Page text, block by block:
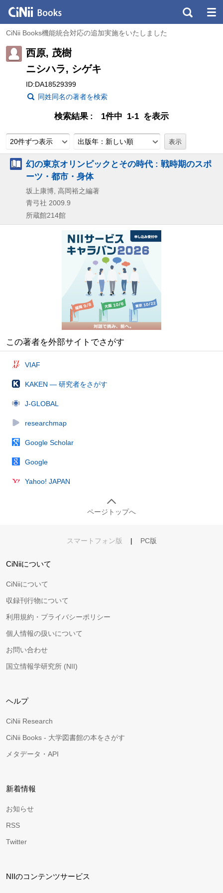
CiNii Books機能統合対応の追加実施をいたしました
西原, 茂樹
ニシハラ, シゲキ
ID:DA18529399
同姓同名の著者を検索
検索結果 1件中 1-1 を表示
20件ずつ表示 出版年：新しい順
幻の東京オリンピックとその時代 : 戦時期のスポ
ーツ・都市・身体
坂上康博, 高岡裕之編著
青弓社 2009.9
所蔵館214館
この著者を外部サイトでさがす
VIAF
KAKEN — 研究者をさがす
J-GLOBAL
researchmap
Google Scholar
Google
Yahoo! JAPAN
ページトップへ
スマートフォン版 | PC版
CiNiiについて
CiNiiについて
収録刊行物について
利用規約・プライバシーポリシー
個人情報の扱いについて
お問い合わせ
国立情報学研究所 (NII)
ヘルプ
CiNii Research
CiNii Books - 大学図書館の本をさがす
メタデータ・API
新着情報
お知らせ
RSS
Twitter
NIIのコンテンツサービス